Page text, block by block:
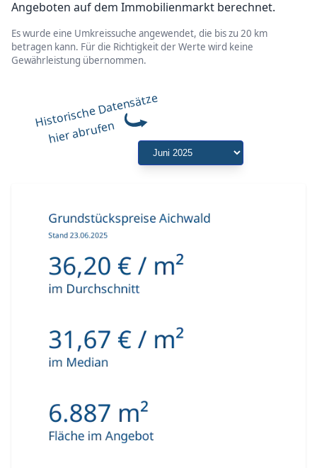
Angeboten auf dem Immobilienmarkt berechnet.
Es wurde eine Umkreissuche angewendet, die bis zu 20 km
betragen kann. Für die Richtigkeit der Werte wird keine
Gewährleistung übernommen.
Historische Datensätze
hier abrufen